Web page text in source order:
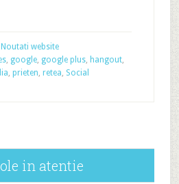
Noutati website
, google, google plus, hangout,
, prieten, retea, Social
in atentie